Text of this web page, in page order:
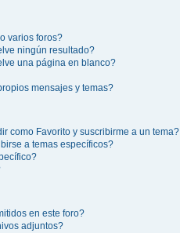
varios foros?
ningún resultado?
una página en blanco?
mensajes y temas?
como Favorito y suscribirme a un tema?
a temas específicos?
en este foro?
adjuntos?